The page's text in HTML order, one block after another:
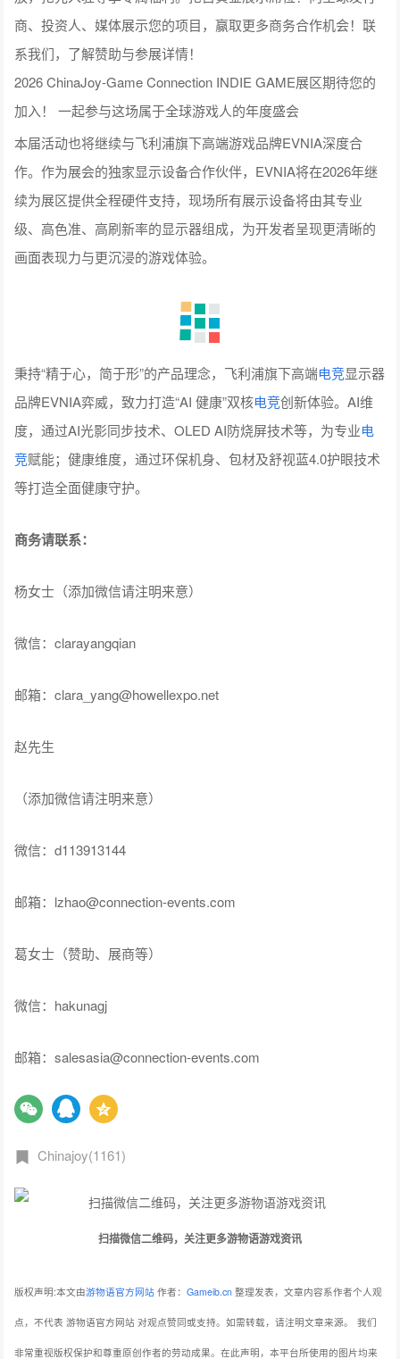
2026 ChinaJoy-Game Connection INDIE GAME展区期待您的
加入！ 一起参与这场属于全球游戏人的年度盛会
本届活动也将继续与飞利浦旗下高端游戏品牌EVNIA深度合
作。作为展会的独家显示设备合作伙伴，EVNIA将在2026年继
续为展区提供全程硬件支持，现场所有展示设备将由其专业
级、高色准、高刷新率的显示器组成，为开发者呈现更清晰的
画面表现力与更沉浸的游戏体验。
秉持“精于心，简于形”的产品理念，飞利浦旗下高端
度，通过AI光影同步技术、OLED AI防烧屏技术等，为专业
赋能；健康维度，通过环保机身、包材及舒视蓝4.0护眼技术
等打造全面健康守护。
商务请联系：
杨女士（添加微信请注明来意）
微信：clarayangqian
邮箱：clara_yang@howellexpo.net
赵先生
（添加微信请注明来意）
微信：d113913144
邮箱：lzhao@connection-events.com
葛女士（赞助、展商等）
微信：hakunagj
邮箱：salesasia@connection-events.com
扫描微信二维码，关注更多游物语游戏资讯
点，不代表 游物语官方网站 对观点赞同或支持。如需转载，请注明文章来源。
非常重视版权保护和尊重原创作者的劳动成果。在此声明，本平台所使用的图片均来
有者发现我们使用了您的作品，并且您对此有异议，请您通过后台留言系统与我们取
得联系。我们将在收到通知后，立即对相关图片进行审查，并在确认版权问题后，第